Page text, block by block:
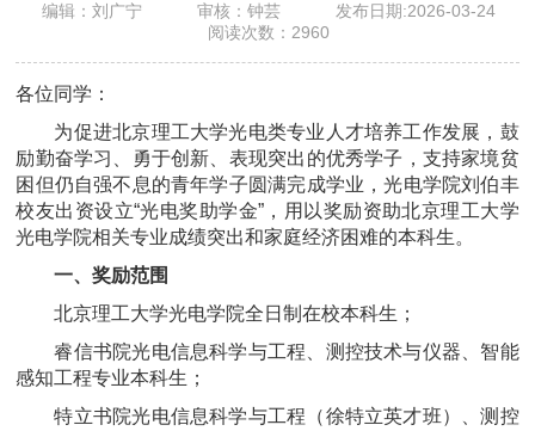
编辑：刘广宁 审核：钟芸
发布日期:2026-03-24
阅读次数： 2960
各位同学：
为促进北京理工大学光电类专业人才培养工作发展，鼓
励勤奋学习、勇于创新、表现突出的优秀学子，支持家境贫
困但仍自强不息的青年学子圆满完成学业，光电学院刘伯丰
校友出资设立“光电奖助学金”，用以奖励资助北京理工大学
光电学院相关专业成绩突出和家庭经济困难的本科生。
一、奖励范围
北京理工大学光电学院全日制在校本科生；
睿信书院光电信息科学与工程、测控技术与仪器、智能
感知工程专业本科生；
特立书院光电信息科学与工程（徐特立英才班）、测控